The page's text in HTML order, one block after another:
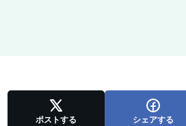
ポストする シェアする